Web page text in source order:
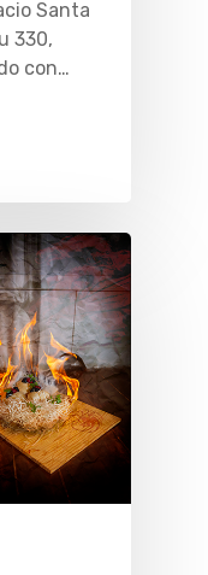
Santa
330,
con…
HACER